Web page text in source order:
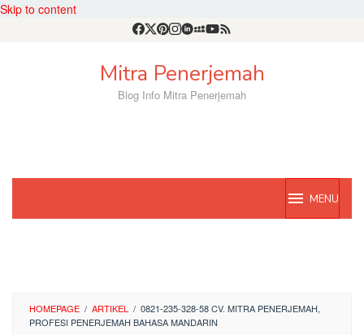
Skip to content
Mitra Penerjemah
Blog Info Mitra Penerjemah
MENU
HOMEPAGE / ARTIKEL / 0821-235-328-58 CV. MITRA PENERJEMAH,
PROFESI PENERJEMAH BAHASA MANDARIN